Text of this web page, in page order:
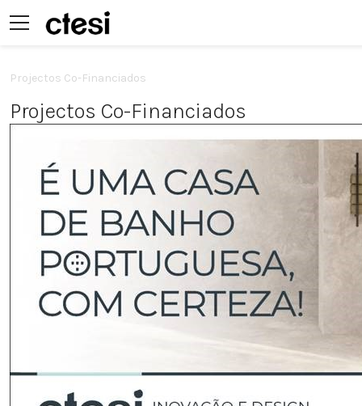
Projectos Co-Financiados
Projectos Co-Financiados